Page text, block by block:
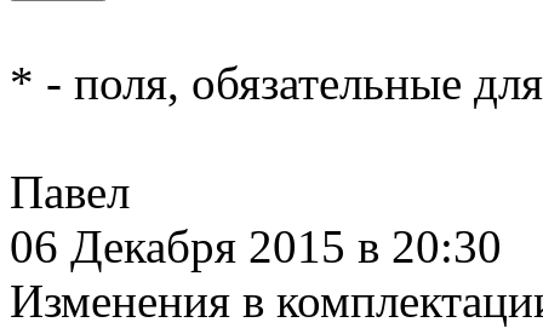
* - поля, обязательные
Павел
06 Декабря 2015 в 20:30
Изменения в